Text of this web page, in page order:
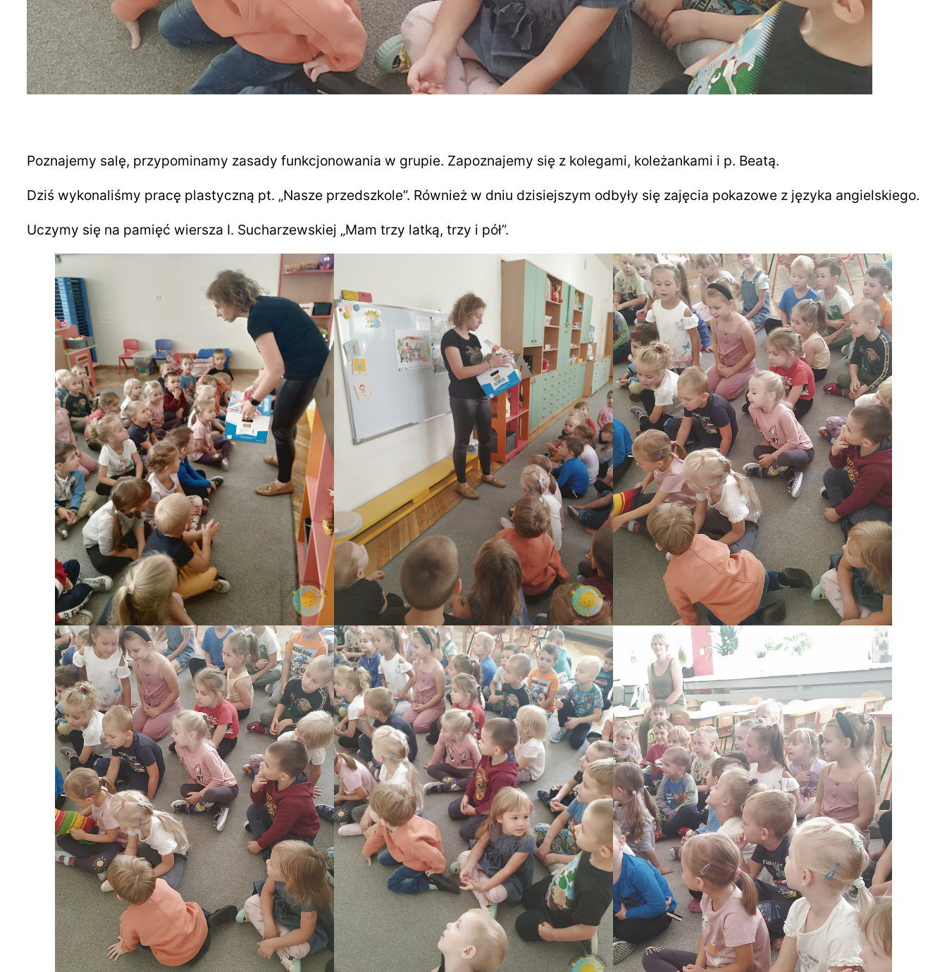
Poznajemy salę, przypominamy zasady funkcjonowania w grupie. Zapoznajemy się z kolegami, koleżankami i p. Beatą.
Dziś wykonaliśmy pracę plastyczną pt. „Nasze przedszkole”. Również w dniu dzisiejszym odbyły się zajęcia pokazowe z języka angielskiego.
Uczymy się na pamięć wiersza I. Sucharzewskiej „Mam trzy latką, trzy i pół”.